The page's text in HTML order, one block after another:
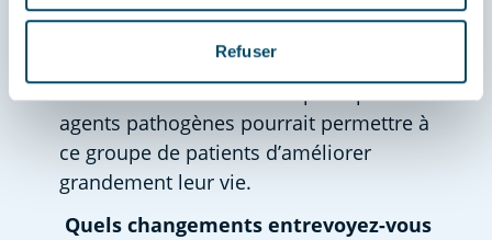
Refuser
chez les personnes en santé,
l’élimination sélective des principaux
agents pathogènes pourrait permettre à
ce groupe de patients d’améliorer
grandement leur vie.
Quels changements entrevoyez-vous